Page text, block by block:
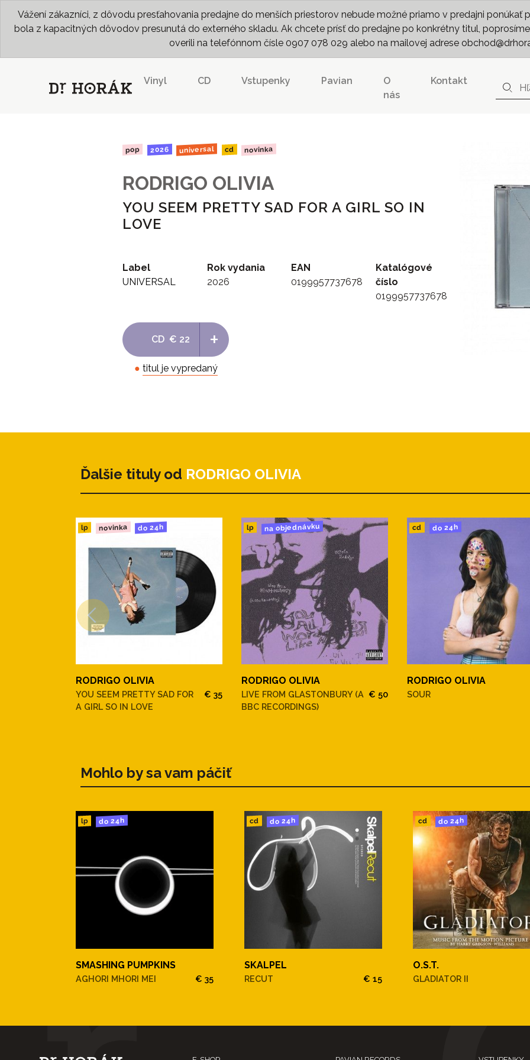
Vážení zákazníci, z dôvodu presťahovania predajne do menších priestorov nebude možné priamo v predajni
bola z kapacitných dôvodov presunutá do externého skladu. Ak chcete prísť do predajne po konkrétny titul,
overili na telefónnom čísle 0907 078 029 alebo na mailovej adrese
Vinyl CD Vstupenky Pavian
O
nás
Kontakt
pop 2026 universal cd novinka
RODRIGO OLIVIA
YOU SEEM PRETTY SAD FOR A GIRL SO IN
LOVE
Label
UNIVERSAL
Rok vydania
2026
EAN
0199957737678
Katalógové
číslo
0199957737678
CD € 22 +
● titul je vypredaný
Ďalšie tituly od RODRIGO OLIVIA
lp novinka do 24h
RODRIGO OLIVIA
YOU SEEM PRETTY SAD FOR
A GIRL SO IN LOVE
€ 35
lp na objednávku
RODRIGO OLIVIA
LIVE FROM GLASTONBURY (A
BBC RECORDINGS)
€ 50
cd do 24h
RODRIGO OLIVIA
SOUR
Mohlo by sa vam páčiť
lp do 24h
SMASHING PUMPKINS
AGHORI MHORI MEI € 35
cd do 24h
SKALPEL
RECUT € 15
cd do 24h
O.S.T.
GLADIATOR II